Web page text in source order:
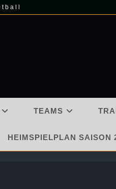
TEAMS
HEIMSPIELPLAN SAISON